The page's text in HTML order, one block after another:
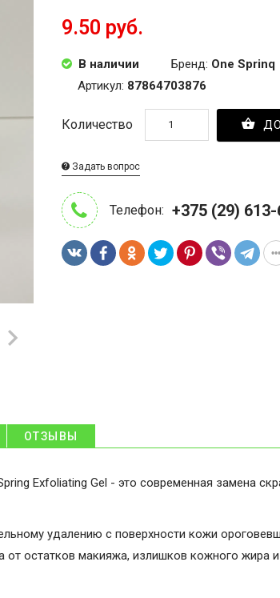
9.50 руб.
В наличии Бренд: One Sprinq
Артикул: 87864703876
Количество
Задать вопрос
Телефон: +375 (29)
ОТЗЫВЫ
Exfoliating Gel - это современная замена
удалению с поверхности кожи
остатков макияжа, излишков кожного жира и